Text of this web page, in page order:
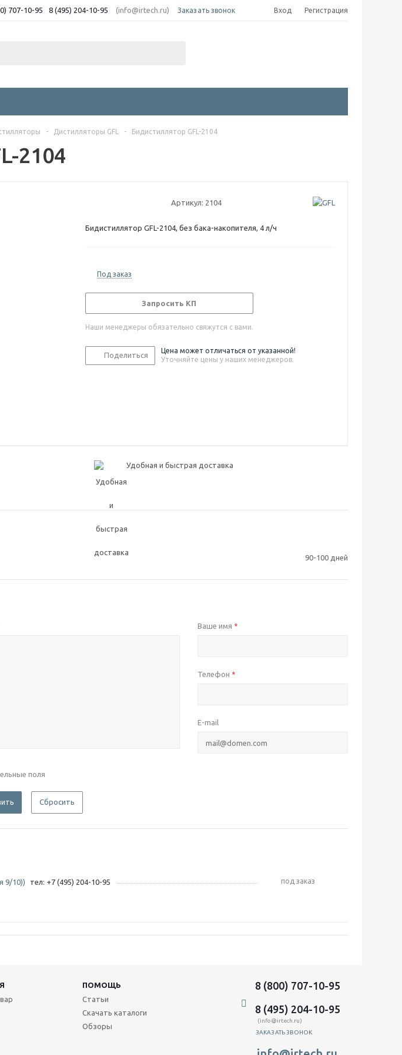
707-10-95 8 (495) 204-10-95 (info@irtech.ru) Заказать звонок Вход Регистрация
- Дистилляторы GFL - Бидистиллятор GFL-2104
2104
Артикул: 2104
Бидистиллятор GFL-2104, без бака-накопителя, 4 л/ч
Под заказ
Запросить КП
Наши менеджеры обязательно свяжутся с вами.
Поделиться
Цена может отличаться от указанной!
Уточняйте цены у наших менеджеров.
Удобная и быстрая доставка
90-100 дней
Ваше имя *
Телефон *
E-mail
поля
Сбросить
9/10)) тел: +7 (495) 204-10-95 Под заказ
ПОМОЩЬ
Статьи
Скачать каталоги
Обзоры
8 (800) 707-10-95
8 (495) 204-10-95
(info@irtech.ru)
ЗАКАЗАТЬ ЗВОНОК